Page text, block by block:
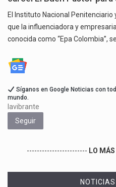
El Instituto Nacional Penitenciario
que la influenciadora y
conocida como “Epa Colombia”,
Síganos en Google Noticias con
mundo.
lavibrante
Seguir
------------------------ LO